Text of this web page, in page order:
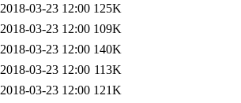
2018-03-23 12:00 125K
2018-03-23 12:00 109K
2018-03-23 12:00 140K
2018-03-23 12:00 113K
2018-03-23 12:00 121K